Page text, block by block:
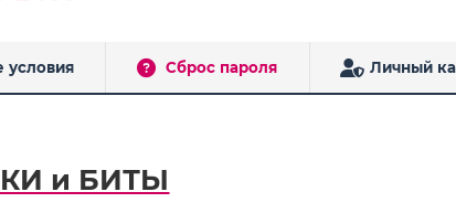
Сброс пароля Личный
и БИТЫ